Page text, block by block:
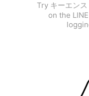
Try キーエン
on the